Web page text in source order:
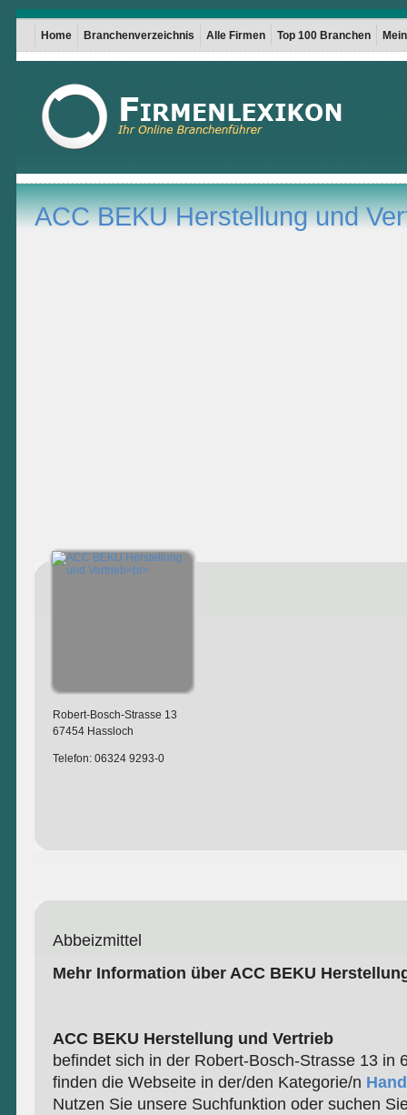
Home Branchenverzeichnis Alle Firmen Top 100 Branchen
ACC BEKU Herstellung und
Robert-Bosch-Strasse 13
67454 Hassloch
Telefon: 06324 9293-0
Abbeizmittel
Mehr Information über ACC BEKU
ACC BEKU Herstellung und Vertrieb
befindet sich in der Robert-Bosch-Strasse 13 in
finden die Webseite in der/den Kategorie/n
Nutzen Sie unsere Suchfunktion oder suchen